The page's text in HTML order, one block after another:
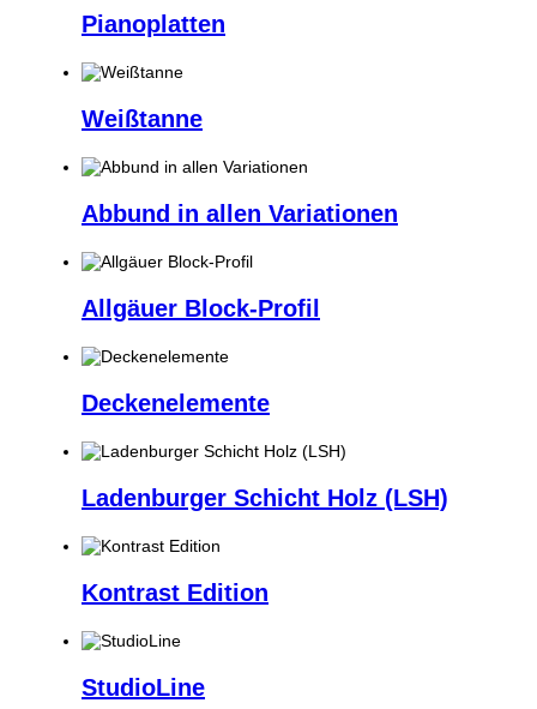
Pianoplatten
Weißtanne
Abbund in allen Variationen
Allgäuer Block-Profil
Deckenelemente
Ladenburger Schicht Holz (LSH)
Kontrast Edition
StudioLine